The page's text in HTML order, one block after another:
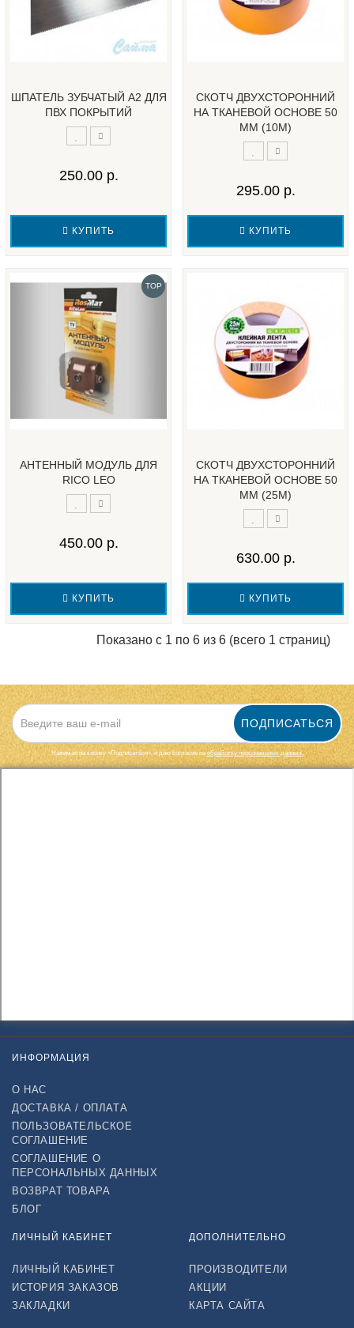
ШПАТЕЛЬ ЗУБЧАТЫЙ А2 ДЛЯ
ПВХ ПОКРЫТИЙ
250.00 р.
КУПИТЬ
СКОТЧ ДВУХСТОРОННИЙ
НА ТКАНЕВОЙ ОСНОВЕ 50
ММ (10М)
295.00 р.
КУПИТЬ
TOP
АНТЕННЫЙ МОДУЛЬ ДЛЯ
RICO LEO
450.00 р.
КУПИТЬ
СКОТЧ ДВУХСТОРОННИЙ
НА ТКАНЕВОЙ ОСНОВЕ 50
ММ (25М)
630.00 р.
КУПИТЬ
Показано с 1 по 6 из 6 (всего 1 страниц)
ПОДПИСАТЬСЯ
Нажимая на кнопку «Подписаться», я даю cогласие наобработку персональных данных.
ИНФОРМАЦИЯ
О НАС
ДОСТАВКА / ОПЛАТА
ПОЛЬЗОВАТЕЛЬСКОЕ
СОГЛАШЕНИЕ
СОГЛАШЕНИЕ О
ПЕРСОНАЛЬНЫХ ДАННЫХ
ВОЗВРАТ ТОВАРА
БЛОГ
ЛИЧНЫЙ КАБИНЕТ
ЛИЧНЫЙ КАБИНЕТ
ИСТОРИЯ ЗАКАЗОВ
ЗАКЛАДКИ
ДОПОЛНИТЕЛЬНО
ПРОИЗВОДИТЕЛИ
АКЦИИ
КАРТА САЙТА